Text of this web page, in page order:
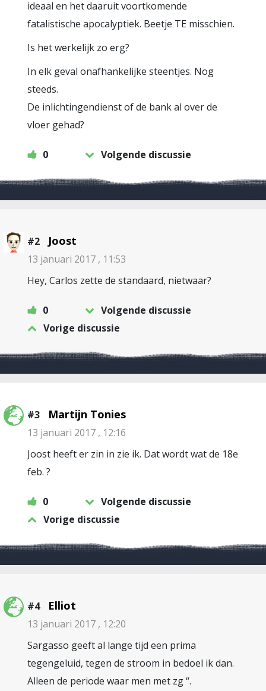
ideaal en het daaruit voortkomende
fatalistische apocalyptiek. Beetje TE misschien.
Is het werkelijk zo erg?
In elk geval onafhankelijke steentjes. Nog
steeds.
De inlichtingendienst of de bank al over de
vloer gehad?
0 Volgende discussie
#2 Joost
13 januari 2017 , 11:53
Hey, Carlos zette de standaard, nietwaar?
0
Volgende discussie
Vorige discussie
#3 Martijn Tonies
13 januari 2017 , 12:16
Joost heeft er zin in zie ik. Dat wordt wat de 18e
feb. ?
0
Volgende discussie
Vorige discussie
#4 Elliot
13 januari 2017 , 12:20
Sargasso geeft al lange tijd een prima
tegengeluid, tegen de stroom in bedoel ik dan.
Alleen de periode waar men met zg “.